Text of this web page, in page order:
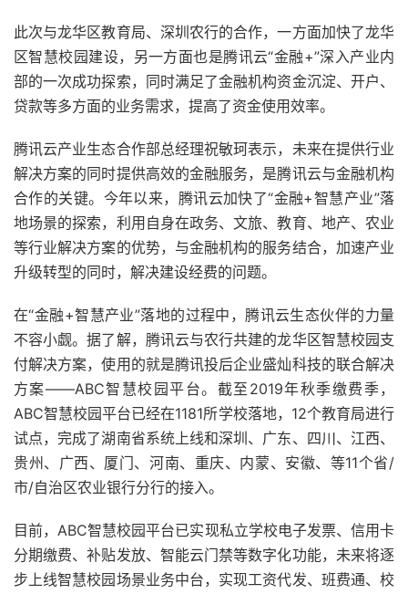
此次与龙华区教育局、深圳农行的合作，一方面加快了龙华
区智慧校园建设，另一方面也是腾讯云“金融+”深入产业内
部的一次成功探索，同时满足了金融机构资金沉淀、开户、
贷款等多方面的业务需求，提高了资金使用效率。
腾讯云产业生态合作部总经理祝敏珂表示，未来在提供行业
解决方案的同时提供高效的金融服务，是腾讯云与金融机构
合作的关键。今年以来，腾讯云加快了“金融+智慧产业”落
地场景的探索，利用自身在政务、文旅、教育、地产、农业
等行业解决方案的优势，与金融机构的服务结合，加速产业
升级转型的同时，解决建设经费的问题。
在“金融+智慧产业”落地的过程中，腾讯云生态伙伴的力量
不容小觑。据了解，腾讯云与农行共建的龙华区智慧校园支
付解决方案，使用的就是腾讯投后企业盛灿科技的联合解决
方案——ABC智慧校园平台。截至2019年秋季缴费季，
ABC智慧校园平台已经在1181所学校落地，12个教育局进行
试点，完成了湖南省系统上线和深圳、广东、四川、江西、
贵州、广西、厦门、河南、重庆、内蒙、安徽、等11个省/
市/自治区农业银行分行的接入。
目前，ABC智慧校园平台已实现私立学校电子发票、信用卡
分期缴费、补贴发放、智能云门禁等数字化功能，未来将逐
步上线智慧校园场景业务中台，实现工资代发、班费通、校